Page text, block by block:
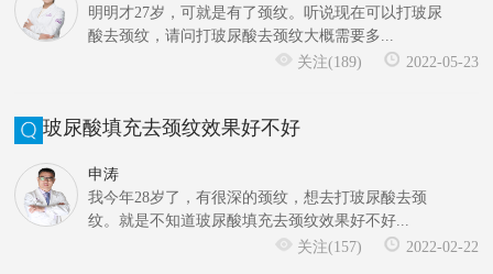
明明才27岁，可就是有了颈纹。听说现在可以打玻尿
酸去颈纹，请问打玻尿酸去颈纹大概需要多...
关注(189)
2022-05-23
玻尿酸填充去颈纹效果好不好
申涛
我今年28岁了，有很深的颈纹，想去打玻尿酸去颈
纹。就是不知道玻尿酸填充去颈纹效果好不好...
关注(157)
2022-02-22